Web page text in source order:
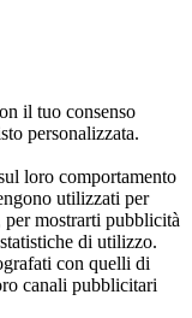
il tuo consenso
personalizzata.
loro comportamento
utilizzati per
mostrarti pubblicità
di utilizzo.
con quelli di
canali pubblicitari